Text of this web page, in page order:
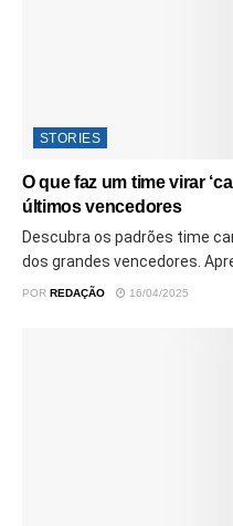
STORIES
O que faz um time virar
últimos vencedores
Descubra os padrões time
dos grandes vencedores.
POR REDAÇÃO 16/04/2025